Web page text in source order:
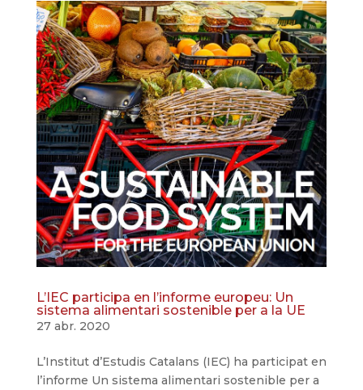
L’IEC participa en l’informe europeu: Un
sistema alimentari sostenible per a la UE
27 abr. 2020
L’Institut d’Estudis Catalans (IEC) ha participat en
l’informe Un sistema alimentari sostenible per a